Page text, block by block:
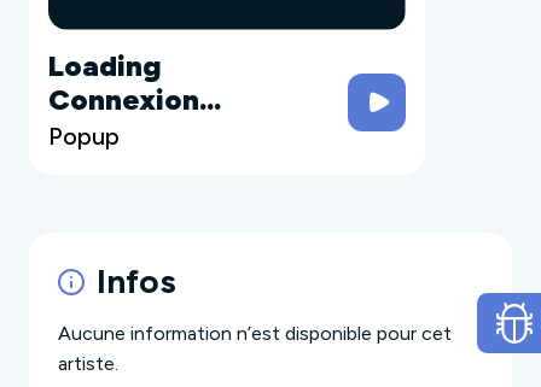
Loading
Connexion...
Popup
Infos
Aucune information n’est disponible pour cet
artiste.